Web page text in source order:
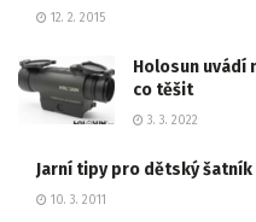
12. 2. 2015
Holosun uvádí
co těšit
3. 3. 2022
Jarní tipy pro dětský šatník
10. 3. 2011